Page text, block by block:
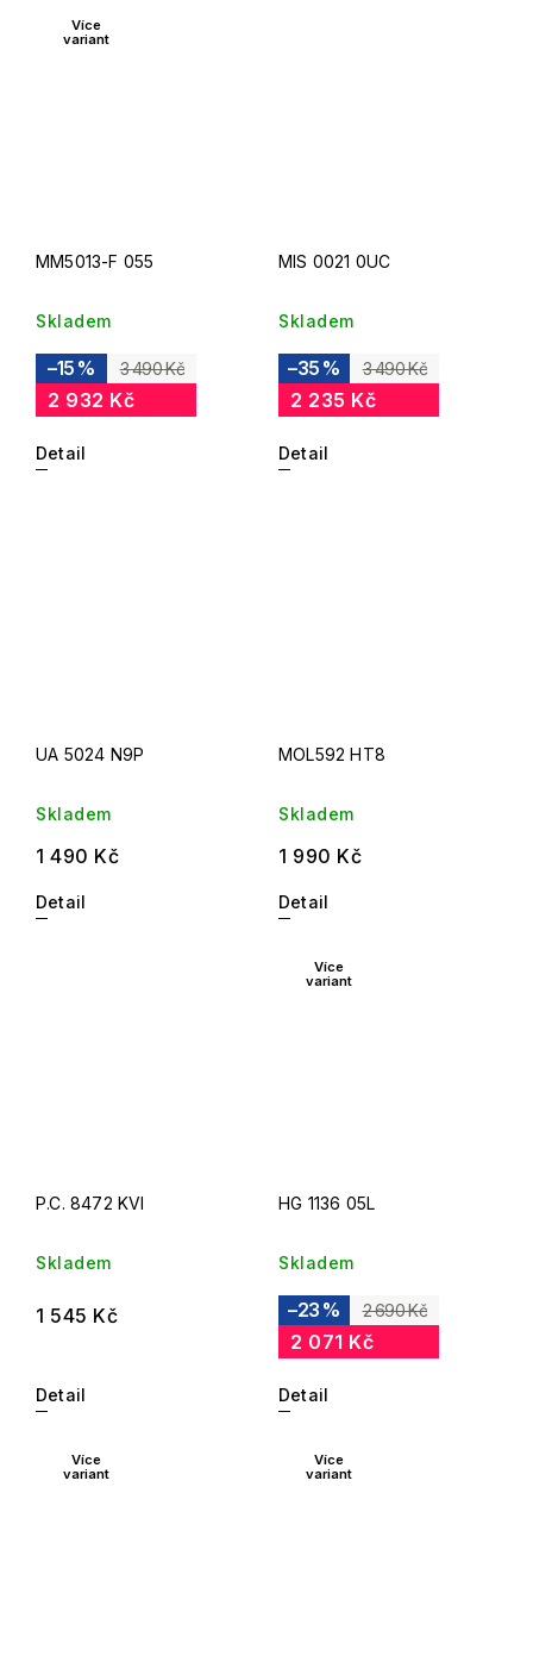
Více
variant
MM5013-F 055
Skladem
3 490 Kč
–15 %
2 932 Kč
Detail
MIS 0021 0UC
Skladem
3 490 Kč
–35 %
2 235 Kč
Detail
UA 5024 N9P
Skladem
1 490 Kč
Detail
MOL592 HT8
Skladem
1 990 Kč
Detail
P.C. 8472 KVI
Skladem
1 545 Kč
Detail
Více
variant
HG 1136 05L
Skladem
2 690 Kč
–23 %
2 071 Kč
Detail
Více
variant
Více
variant